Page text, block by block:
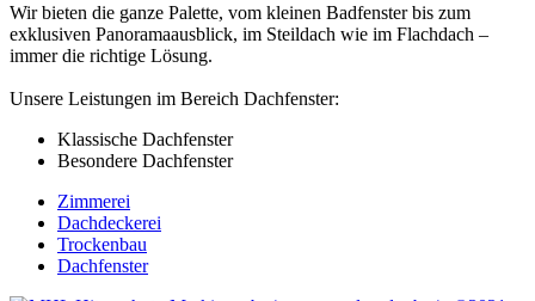
Wir bieten die ganze Palette, vom kleinen Badfenster bis zum
exklusiven Panoramaausblick, im Steildach wie im Flachdach –
immer die richtige Lösung.
Unsere Leistungen im Bereich Dachfenster:
Klassische Dachfenster
Besondere Dachfenster
Zimmerei
Dachdeckerei
Trockenbau
Dachfenster